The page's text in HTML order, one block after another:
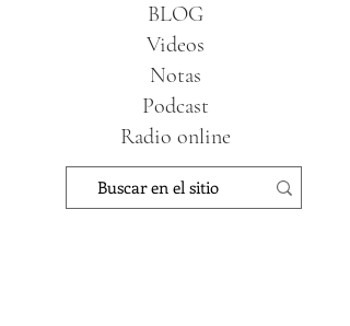
BLOG
Videos
Notas
Podcast
Radio online